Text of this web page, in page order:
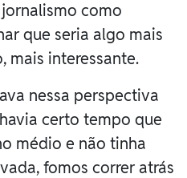
como
que seria algo mais
mais interessante.
nessa perspectiva
certo tempo que
médio e não tinha
fomos correr atrás